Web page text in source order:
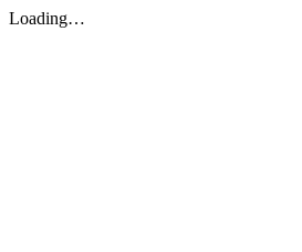
Loading…